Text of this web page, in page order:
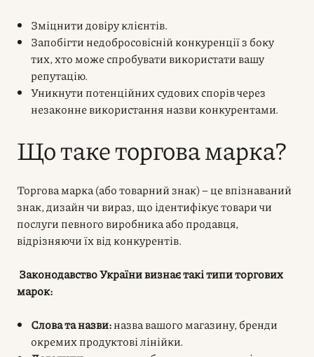
Зміцнити довіру клієнтів.
Запобігти недобросовісній конкуренції з боку
тих, хто може спробувати використати вашу
репутацію.
Уникнути потенційних судових спорів через
незаконне використання назви конкурентами.
Що таке торгова марка?
Торгова марка (або товарний знак) – це впізнаваний
знак, дизайн чи вираз, що ідентифікує товари чи
послуги певного виробника або продавця,
відрізняючи їх від конкурентів.
Законодавство України визнає такі типи торгових
марок:
Слова та назви:назва вашого магазину, бренди
окремих продуктові лінійки.